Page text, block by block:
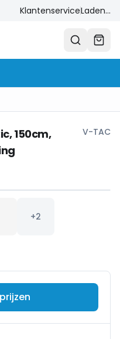
KlantenserviceLaden...
150cm,
V-TAC
+2